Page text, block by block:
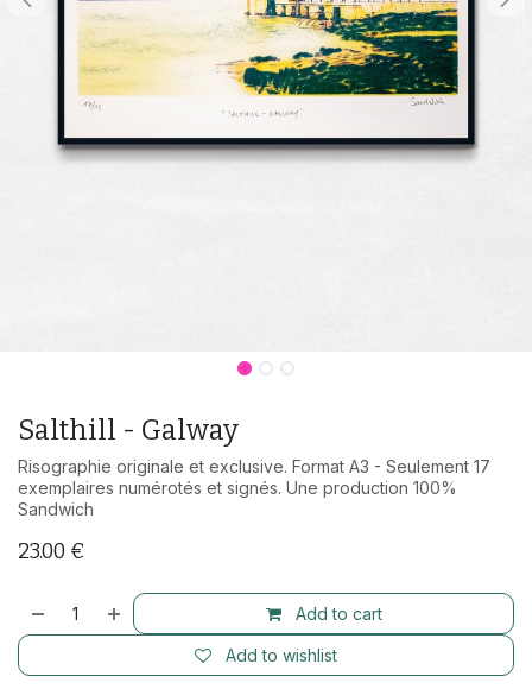
Salthill - Galway
Risographie originale et exclusive. Format A3 - Seulement 17
exemplaires numérotés et signés. Une production 100%
Sandwich
23.00 €
Add to cart
Add to wishlist